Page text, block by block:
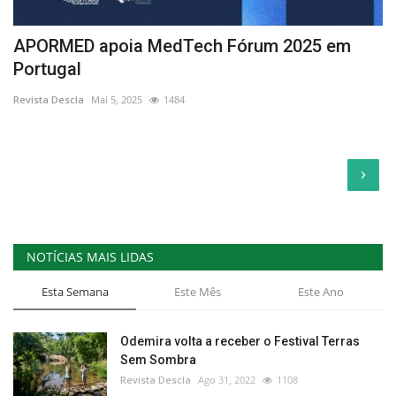
APORMED apoia MedTech Fórum 2025 em
Portugal
Revista Descla Mai 5, 2025 1484
›
NOTÍCIAS MAIS LIDAS
Esta Semana Este Mês Este Ano
Odemira volta a receber o Festival Terras
Sem Sombra
Revista Descla Ago 31, 2022 1108